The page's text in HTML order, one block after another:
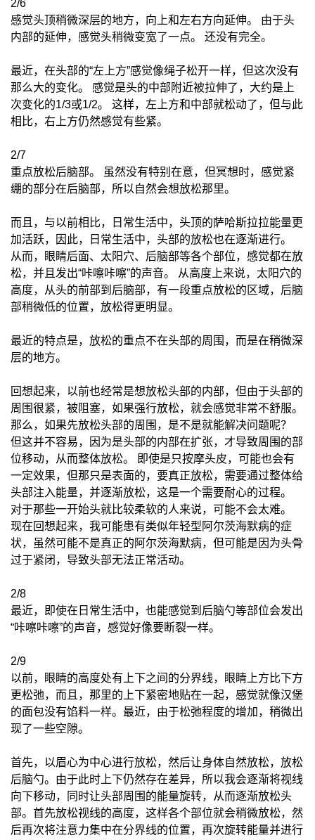
2/6
感觉头顶稍微深层的地方，向上和左右方向延伸。 由于头
内部的延伸，感觉头稍微变宽了一点。 还没有完全。
最近，在头部的“左上方”感觉像绳子松开一样，但这次没有
那么大的变化。 感觉是头的中部附近被拉伸了，大约是上
次变化的1/3或1/2。 这样，左上方和中部就松动了，但与此
相比，右上方仍然感觉有些紧。
2/7
重点放松后脑部。 虽然没有特别在意，但冥想时，感觉紧
绷的部分在后脑部，所以自然会想放松那里。
而且，与以前相比，日常生活中，头顶的萨哈斯拉拉能量更
加活跃，因此，日常生活中，头部的放松也在逐渐进行。
从而，眼睛后面、太阳穴、后脑部等各个部位，感觉都在放
松，并且发出“咔嚓咔嚓”的声音。 从高度上来说，太阳穴的
高度，从头的前部到后脑部，有一段重点放松的区域，后脑
部稍微低的位置，放松得更明显。
最近的特点是，放松的重点不在头部的周围，而是在稍微深
层的地方。
回想起来，以前也经常是想放松头部的内部，但由于头部的
周围很紧，被阻塞，如果强行放松，就会感觉非常不舒服。
那么，如果先放松头部的周围，是不是就能解决问题呢？
但这并不容易，因为是头部的内部在扩张，才导致周围的部
位移动，从而整体放松。 即使是只按摩头皮，可能也会有
一定效果，但那只是表面的，要真正放松，需要通过整体给
头部注入能量，并逐渐放松，这是一个需要耐心的过程。
对于那些一开始头就比较柔软的人来说，可能不会太难。
现在回想起来，我可能患有类似年轻型阿尔茨海默病的症
状，虽然可能不是真正的阿尔茨海默病，但可能是因为头骨
过于紧闭，导致头部无法正常活动。
2/8
最近，即使在日常生活中，也能感觉到后脑勺等部位会发出
“咔嚓咔嚓”的声音，感觉好像要断裂一样。
2/9
以前，眼睛的高度处有上下之间的分界线，眼睛上方比下方
更松弛，而且，那里的上下紧密地贴在一起，感觉就像汉堡
的面包没有馅料一样。最近，由于松弛程度的增加，稍微出
现了一些空隙。
首先，以眉心为中心进行放松，然后让身体自然放松，放松
后脑勺。由于此时上下仍然存在差异，所以我会逐渐将视线
向下移动，同时让头部周围的能量旋转，从而逐渐放松头
部。首先放松视线的高度，这样各个部位就会稍微放松，然
后再次将注意力集中在分界线的位置，再次旋转能量并进行